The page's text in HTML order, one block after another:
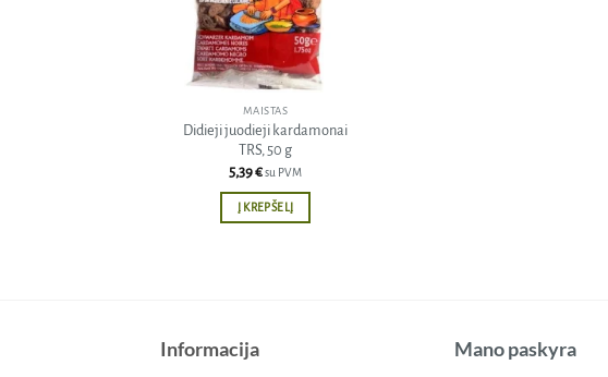
MAISTAS
Didieji juodieji kardamonai
TRS, 50 g
5,39€su PVM
Į KREPŠELĮ
Informacija Mano paskyra